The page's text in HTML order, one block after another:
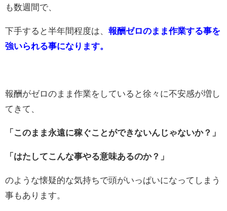
も数週間で、
下手すると半年間程度は、 報酬ゼロのまま作業する事を
強いられる事になります。
報酬がゼロのまま作業をしていると徐々に不安感が増し
てきて、
「このまま永遠に稼ぐことができないんじゃないか？」
「はたしてこんな事やる意味あるのか？」
のような懐疑的な気持ちで頭がいっぱいになってしまう
事もあります。